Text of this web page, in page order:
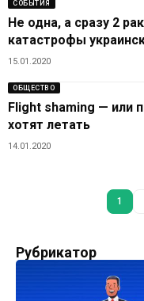
СОБЫТИЯ
Не одна, а сразу 2
катастрофы
15.01.2020
ОБЩЕСТВО
Flight shaming — или
хотят летать
14.01.2020
1
Рубрикатор